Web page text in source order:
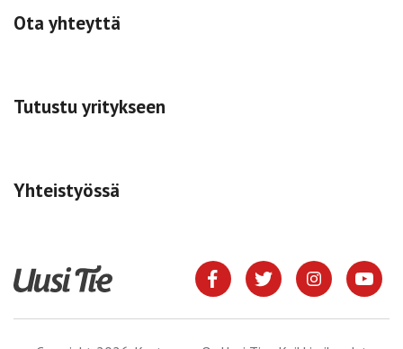
Ota yhteyttä
Tutustu yritykseen
Yhteistyössä